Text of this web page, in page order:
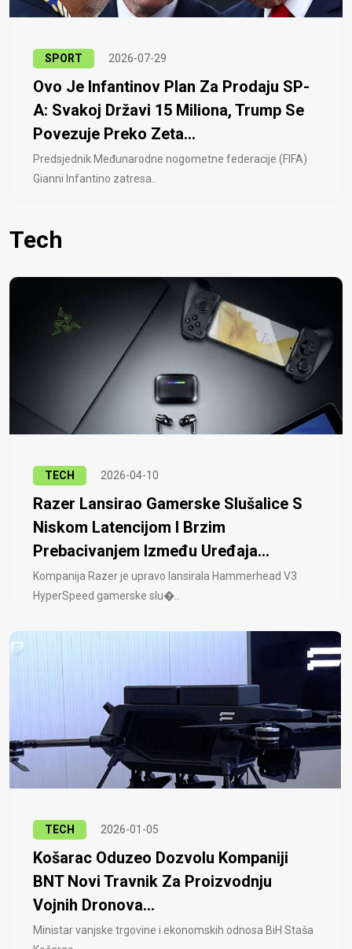
SPORT 2026-07-29
Ovo Je Infantinov Plan Za Prodaju SP-
A: Svakoj Državi 15 Miliona, Trump Se
Povezuje Preko Zeta...
Predsjednik Međunarodne nogometne federacije (FIFA)
Gianni Infantino zatresa..
Tech
TECH 2026-04-10
Razer Lansirao Gamerske Slušalice S
Niskom Latencijom I Brzim
Prebacivanjem Između Uređaja...
Kompanija Razer je upravo lansirala Hammerhead V3
HyperSpeed ​​gamerske slu�..
TECH 2026-01-05
Košarac Oduzeo Dozvolu Kompaniji
BNT Novi Travnik Za Proizvodnju
Vojnih Dronova...
Ministar vanjske trgovine i ekonomskih odnosa BiH Staša